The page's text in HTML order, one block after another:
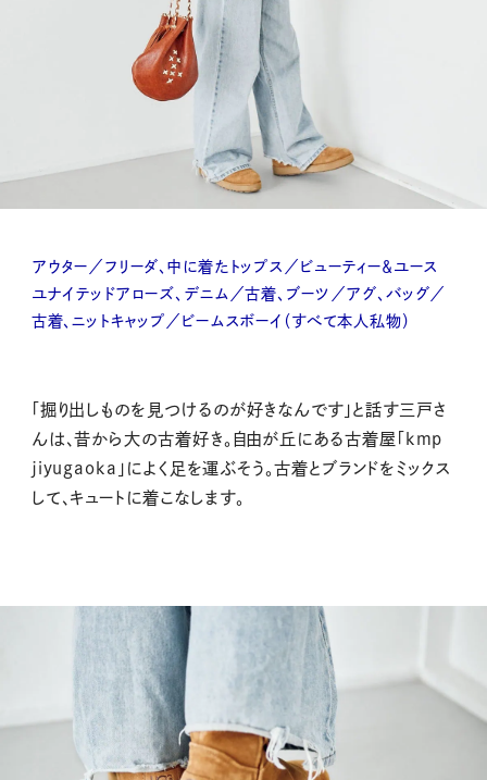
アウター／フリーダ、中に着たトップス／ビューティー＆ユース
ユナイテッドアローズ、デニム／古着、ブーツ／アグ、バッグ／
古着、ニットキャップ／ビームスボーイ（すべて本人私物）
「掘り出しものを見つけるのが好きなんです」と話す三戸さ
んは、昔から大の古着好き。自由が丘にある古着屋「kmp
jiyugaoka」によく足を運ぶそう。古着とブランドをミックス
して、キュートに着こなします。